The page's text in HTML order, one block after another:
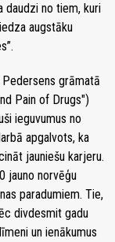
daudzi no tiem, kuri
augstāku
grāmatā
Pain of Drugs")
ieguvumus no
apgalvots, ka
jauniešu karjeru.
jauno norvēģu
paradumiem. Tie,
divdesmit gadu
un ienākumus